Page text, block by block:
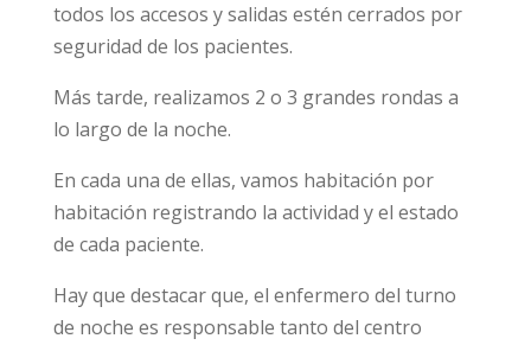
todos los accesos y salidas estén cerrados por
seguridad de los pacientes.
Más tarde, realizamos 2 o 3 grandes rondas a
lo largo de la noche.
En cada una de ellas, vamos habitación por
habitación registrando la actividad y el estado
de cada paciente.
Hay que destacar que, el enfermero del turno
de noche es responsable tanto del centro